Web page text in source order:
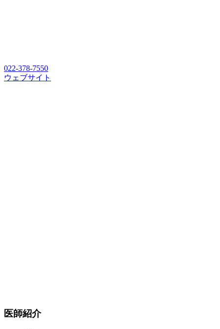
022-378-7550
ウェブサイト
医師紹介